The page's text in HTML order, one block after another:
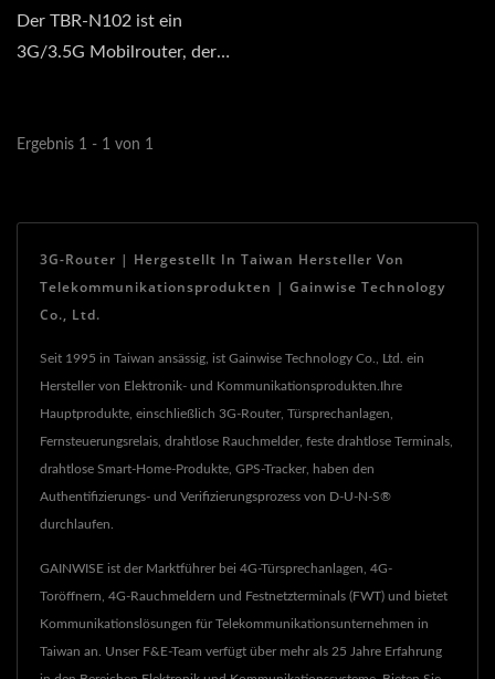
Der TBR-N102 ist ein
3G/3.5G Mobilrouter, der
Ergebnis 1 - 1 von 1
3G-Router | Hergestellt In Taiwan Hersteller Von
Telekommunikationsprodukten | Gainwise Technology
Co., Ltd.
Seit 1995 in Taiwan ansässig, ist Gainwise Technology Co., Ltd. ein
Hersteller von Elektronik- und Kommunikationsprodukten.Ihre
Hauptprodukte, einschließlich 3G-Router, Türsprechanlagen,
Fernsteuerungsrelais, drahtlose Rauchmelder, feste drahtlose Terminals,
drahtlose Smart-Home-Produkte, GPS-Tracker, haben den
Authentifizierungs- und Verifizierungsprozess von D-U-N-S®
durchlaufen.
GAINWISE ist der Marktführer bei 4G-Türsprechanlagen, 4G-
Toröffnern, 4G-Rauchmeldern und Festnetzterminals (FWT) und bietet
Kommunikationslösungen für Telekommunikationsunternehmen in
Taiwan an. Unser F&E-Team verfügt über mehr als 25 Jahre Erfahrung